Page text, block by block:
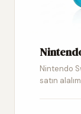
Nintendo
satın alalım